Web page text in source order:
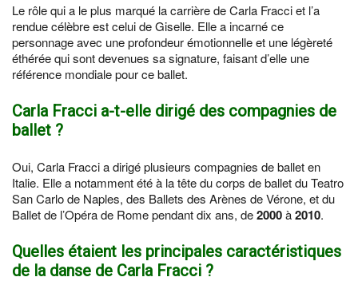
Le rôle qui a le plus marqué la carrière de Carla Fracci et l’a
rendue célèbre est celui de Giselle. Elle a incarné ce
personnage avec une profondeur émotionnelle et une légèreté
éthérée qui sont devenues sa signature, faisant d’elle une
référence mondiale pour ce ballet.
Carla Fracci a-t-elle dirigé des compagnies de
ballet ?
Oui, Carla Fracci a dirigé plusieurs compagnies de ballet en
Italie. Elle a notamment été à la tête du corps de ballet du Teatro
San Carlo de Naples, des Ballets des Arènes de Vérone, et du
Ballet de l’Opéra de Rome pendant dix ans, de2000à2010.
Quelles étaient les principales caractéristiques
de la danse de Carla Fracci ?